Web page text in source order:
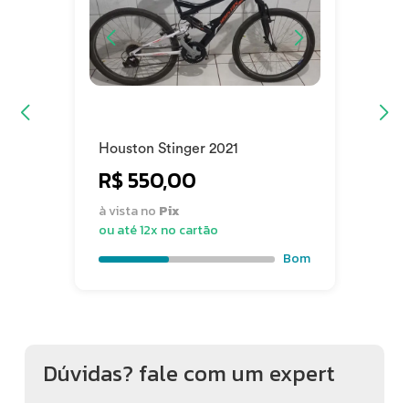
Condição: Usado
Estado de Conservação: Ótimo
Houston Stinger 2021
R$ 550,00
à vista no Pix
ou até 12x no cartão
Bom
Dúvidas? fale com um expert